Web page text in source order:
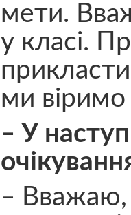
мети.
у класі.
ми віримо
‒ У
‒ Вважаю,